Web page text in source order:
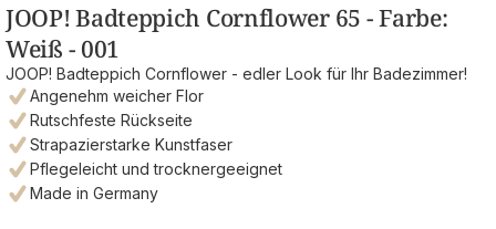
JOOP! Badteppich Cornflower 65 - Farbe:
Weiß - 001
JOOP! Badteppich Cornflower - edler Look für Ihr Badezimmer!
Angenehm weicher Flor
Rutschfeste Rückseite
Strapazierstarke Kunstfaser
Pflegeleicht und trocknergeeignet
Made in Germany